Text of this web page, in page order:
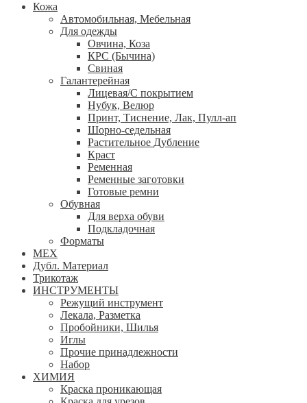
Кожа
Автомобильная, Мебельная
Для одежды
Овчина, Коза
КРС (Бычина)
Свиная
Галантерейная
Лицевая/С покрытием
Нубук, Велюр
Принт, Тиснение, Лак, Пулл-ап
Шорно-седельная
Растительное Дубление
Краст
Ременная
Ременные заготовки
Готовые ремни
Обувная
Для верха обуви
Подкладочная
Форматы
МЕХ
Дубл. Материал
Трикотаж
ИНСТРУМЕНТЫ
Режущий инструмент
Лекала, Разметка
Пробойники, Шилья
Иглы
Прочие принадлежности
Набор
ХИМИЯ
Краска проникающая